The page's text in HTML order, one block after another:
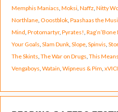
Memphis Maniacs Moksi, Naffz Nitty
Northlane, Ooostblok, Paashaas the
Mind Protomartyr, Pyrates! Rag’n’Bone
Your Goals Slam Dunk, Slope, Spinvis
The Skints The War on Drugs This
Vengaboys Watain Wipneus & Pim